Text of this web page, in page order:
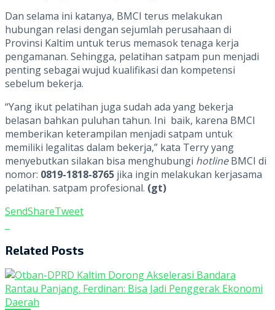
Dan selama ini katanya, BMCI terus melakukan
hubungan relasi dengan sejumlah perusahaan di
Provinsi Kaltim untuk terus memasok tenaga kerja
pengamanan. Sehingga, pelatihan satpam pun menjadi
penting sebagai wujud kualifikasi dan kompetensi
sebelum bekerja.
“Yang ikut pelatihan juga sudah ada yang bekerja
belasan bahkan puluhan tahun. Ini baik, karena BMCI
memberikan keterampilan menjadi satpam untuk
memiliki legalitas dalam bekerja,” kata Terry yang
menyebutkan silakan bisa menghubungi hotlineBMCI di
nomor: 0819-1818-8765 jika ingin melakukan kerjasama
pelatihan. satpam profesional. (gt)
SendShareTweet
Related Posts